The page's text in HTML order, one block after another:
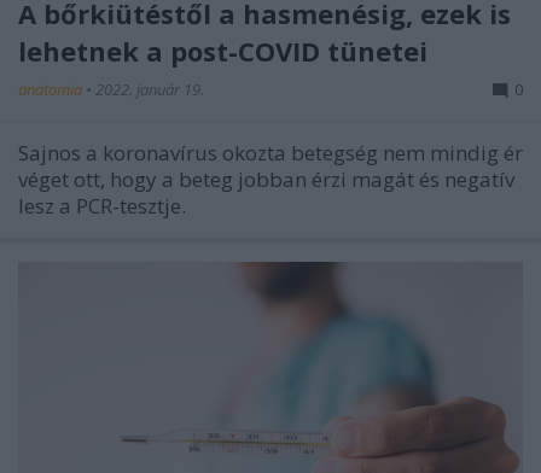
A bőrkiütéstől a hasmenésig, ezek is
lehetnek a post-COVID tünetei
anatomia • 2022. január 19. 0
Sajnos a koronavírus okozta betegség nem mindig ér
véget ott, hogy a beteg jobban érzi magát és negatív
lesz a PCR-tesztje.